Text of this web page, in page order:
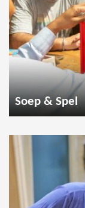
Soep & Spel